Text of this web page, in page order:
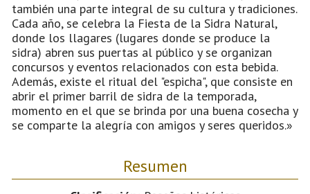
también una parte integral de su cultura y tradiciones.
Cada año, se celebra la Fiesta de la Sidra Natural,
donde los llagares (lugares donde se produce la
sidra) abren sus puertas al público y se organizan
concursos y eventos relacionados con esta bebida.
Además, existe el ritual del "espicha", que consiste en
abrir el primer barril de sidra de la temporada,
momento en el que se brinda por una buena cosecha y
se comparte la alegría con amigos y seres queridos.»
Resumen